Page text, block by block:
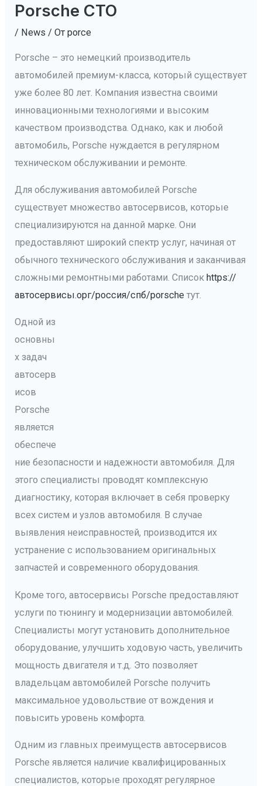
Porsche СТО
/ News / От porce
Porsche – это немецкий производитель
автомобилей премиум-класса, который существует
уже более 80 лет. Компания известна своими
инновационными технологиями и высоким
качеством производства. Однако, как и любой
автомобиль, Porsche нуждается в регулярном
техническом обслуживании и ремонте.
Для обслуживания автомобилей Porsche
существует множество автосервисов, которые
специализируются на данной марке. Они
предоставляют широкий спектр услуг, начиная от
обычного технического обслуживания и заканчивая
сложными ремонтными работами. Списокhttps://
автосервисы.орг/россия/спб/porsche тут.
Одной из
основны
х задач
автосерв
исов
Porsche
является
обеспече
ние безопасности и надежности автомобиля. Для
этого специалисты проводят комплексную
диагностику, которая включает в себя проверку
всех систем и узлов автомобиля. В случае
выявления неисправностей, производится их
устранение с использованием оригинальных
запчастей и современного оборудования.
Кроме того, автосервисы Porsche предоставляют
услуги по тюнингу и модернизации автомобилей.
Специалисты могут установить дополнительное
оборудование, улучшить ходовую часть, увеличить
мощность двигателя и т.д. Это позволяет
владельцам автомобилей Porsche получить
максимальное удовольствие от вождения и
повысить уровень комфорта.
Одним из главных преимуществ автосервисов
Porsche является наличие квалифицированных
специалистов, которые проходят регулярное